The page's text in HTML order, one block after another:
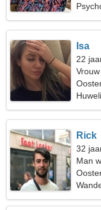
Isa
22
Rick
32
Man